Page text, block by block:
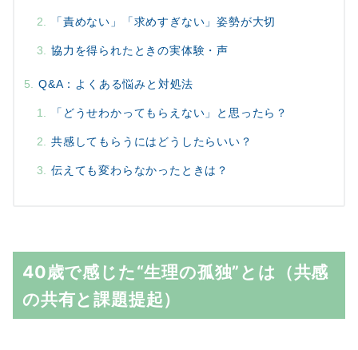
「責めない」「求めすぎない」姿勢が大切
協力を得られたときの実体験・声
Q&A：よくある悩みと対処法
「どうせわかってもらえない」と思ったら？
共感してもらうにはどうしたらいい？
伝えても変わらなかったときは？
40歳で感じた“生理の孤独”とは（共感
の共有と課題提起）